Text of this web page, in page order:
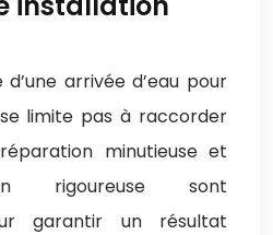
d’une arrivée d’eau pour
limite pas à raccorder
minutieuse et
rigoureuse sont
garantir un résultat